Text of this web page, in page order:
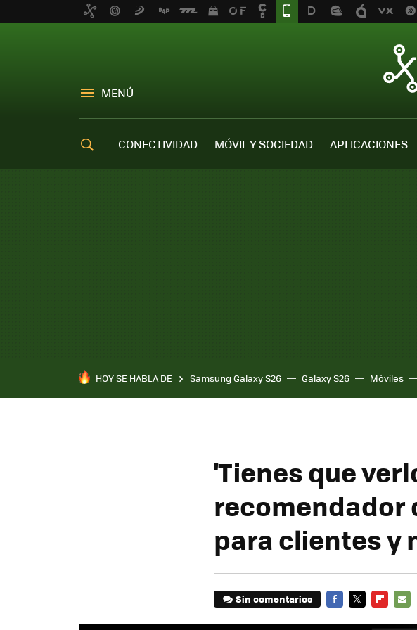
MENÚ
CONECTIVIDAD MÓVIL Y SOCIEDAD APLICACIONES
HOY SE HABLA DE Samsung Galaxy S26 Galaxy S26 Móviles
'Tienes que
recomendador
para clientes y
Sin comentarios